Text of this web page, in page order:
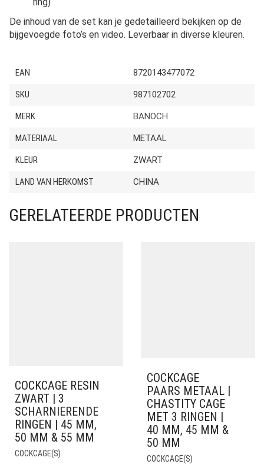
ring)
De inhoud van de set kan je gedetailleerd bekijken op de
bijgevoegde foto’s en video. Leverbaar in diverse kleuren.
EAN 8720143477072
SKU 987102702
MERK BANOCH
MATERIAAL METAAL
KLEUR ZWART
LAND VAN HERKOMST CHINA
GERELATEERDE PRODUCTEN
COCKCAGE RESIN
ZWART | 3
SCHARNIERENDE
RINGEN | 45 MM,
50 MM & 55 MM
COCKCAGE(S)
COCKCAGE
PAARS METAAL |
CHASTITY CAGE
MET 3 RINGEN |
40 MM, 45 MM &
50 MM
COCKCAGE(S)